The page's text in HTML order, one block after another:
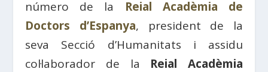
número de la Reial Acadèmia de
Doctors d’Espanya, president de la
seva Secció d’Humanitats i assidu
col·laborador de la Reial Acadèmia